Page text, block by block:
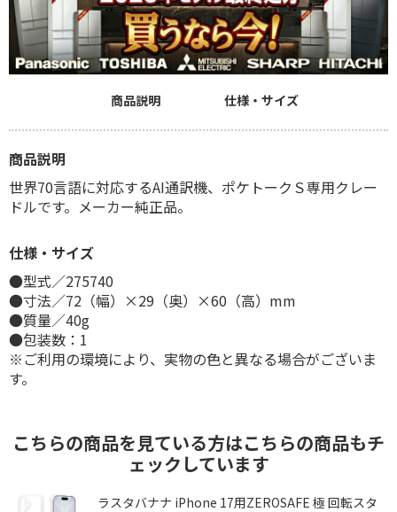
商品説明 仕様・サイズ
商品説明
世界70言語に対応するAI通訳機、ポケトークＳ専用クレー
ドルです。メーカー純正品。
仕様・サイズ
●型式／275740
●寸法／72（幅）×29（奥）×60（高）mm
●質量／40g
●包装数：1
※ご利用の環境により、実物の色と異なる場合がございま
す。
こちらの商品を見ている方はこちらの商品もチ
ェックしています
ラスタバナナ iPhone 17用ZEROSAFE 極 回転スタ